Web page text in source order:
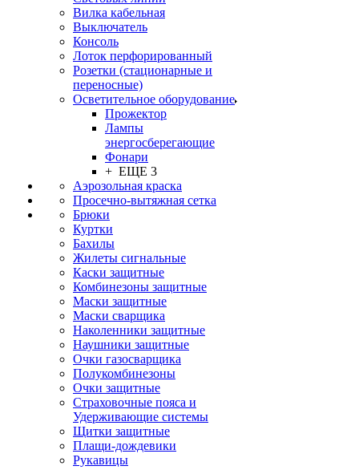
Вилка кабельная
Выключатель
Консоль
Лоток перфорированный
Розетки (стационарные и
переносные)
Осветительное оборудование
Прожектор
Лампы
энергосберегающие
Фонари
+ ЕЩЕ 3
Аэрозольная краска
Просечно-вытяжная сетка
Брюки
Куртки
Бахилы
Жилеты сигнальные
Каски защитные
Комбинезоны защитные
Маски защитные
Маски сварщика
Наколенники защитные
Наушники защитные
Очки газосварщика
Полукомбинезоны
Очки защитные
Страховочные пояса и
Удерживающие системы
Щитки защитные
Плащи-дождевики
Рукавицы